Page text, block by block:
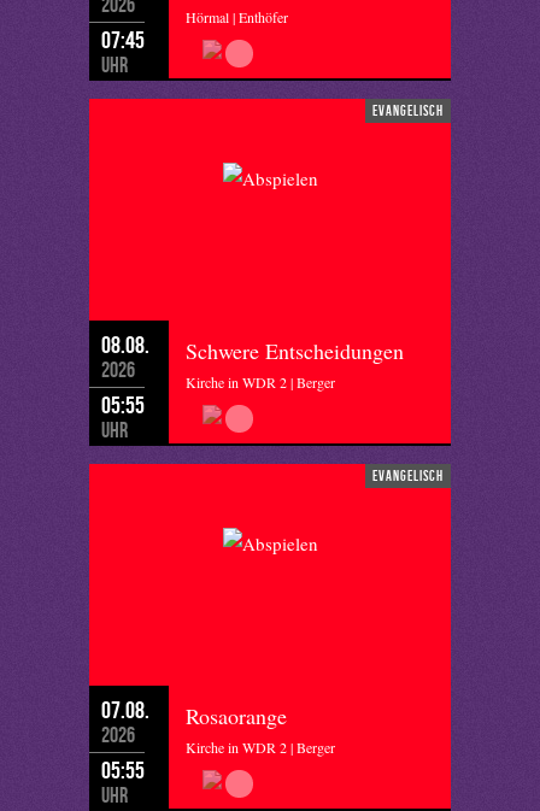
07:45
Uhr
Hörmal | Enthöfer
evangelisch
08.08.
2026
05:55
Uhr
Schwere Entscheidungen
Kirche in WDR 2 | Berger
evangelisch
07.08.
2026
05:55
Uhr
Rosaorange
Kirche in WDR 2 | Berger